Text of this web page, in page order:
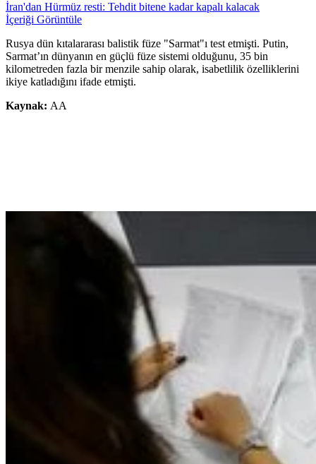
İran'dan Hürmüz resti: Tehdit bitene kadar kapalı kalacak
İçeriği Görüntüle
Rusya dün kıtalararası balistik füze "Sarmat"ı test etmişti. Putin,
Sarmat’ın dünyanın en güçlü füze sistemi olduğunu, 35 bin
kilometreden fazla bir menzile sahip olarak, isabetlilik özelliklerini
ikiye katladığını ifade etmişti.
Kaynak: AA